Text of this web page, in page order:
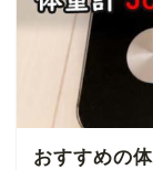
おすすめの